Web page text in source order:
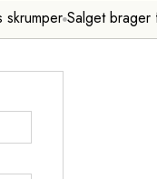
Salget brager